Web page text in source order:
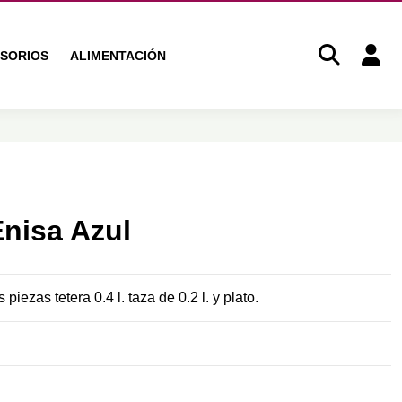
ALIMENTACIÓN
Azul
piezas tetera 0.4 l. taza de 0.2 l. y plato.